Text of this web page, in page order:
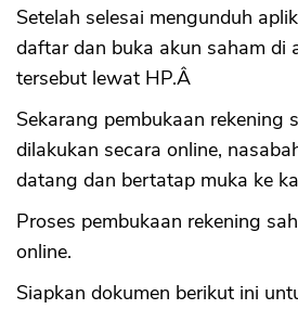
Setelah selesai mengunduh
daftar dan buka akun saham di
tersebut lewat HP.Â
Sekarang pembukaan rekening
dilakukan secara online,
datang dan bertatap muka ke
Proses pembukaan rekening
online.
Siapkan dokumen berikut ini